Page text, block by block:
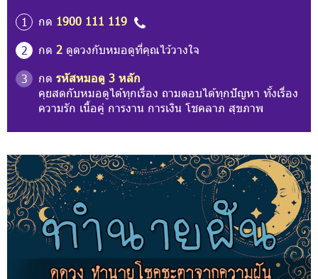
1 กด 1900 111 119
2
กด 2 ดูดวงกับหมอดูที่คุณไว้วางใจ
3
กด รหัสหมอดู 3 หลัก
คุยสดกับหมอดูได้ทุกเรื่อง ถามตอบได้ทุกปัญหา ทั้งเรื่อง
ความรัก เนื้อคู่ การงาน การเงิน โชคลาภ สุขภาพ